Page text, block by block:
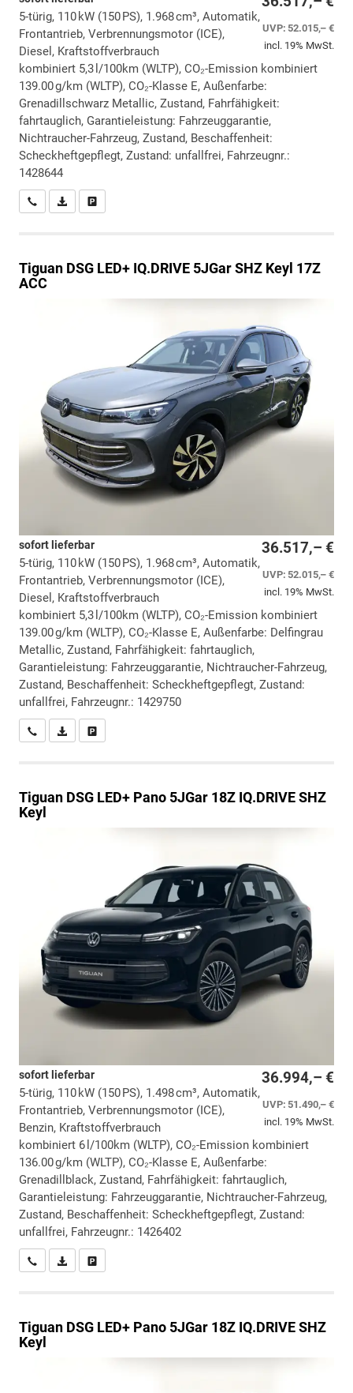
UVP:52.015,– €
incl. 19% MwSt.
5-türig, 110 kW (150 PS), 1.968 cm³, Automatik,
Frontantrieb, Verbrennungsmotor (ICE),
Diesel, Kraftstoffverbrauch
kombiniert 5,3 l/100km (WLTP), CO₂-Emission kombiniert
139.00 g/km (WLTP), CO₂-Klasse E, Außenfarbe:
Grenadillschwarz Metallic, Zustand, Fahrfähigkeit:
fahrtauglich, Garantieleistung: Fahrzeuggarantie,
Nichtraucher-Fahrzeug, Zustand, Beschaffenheit:
Scheckheftgepflegt, Zustand: unfallfrei, Fahrzeugnr.:
1428644
Wir rufen Sie anPDF-Datei, Fahrzeugexposé drucken
Tiguan DSG LED+ IQ.DRIVE 5JGar SHZ Keyl 17Z
ACC
36.517,– €
UVP:52.015,– €
incl. 19% MwSt.
sofort lieferbar
5-türig, 110 kW (150 PS), 1.968 cm³, Automatik,
Frontantrieb, Verbrennungsmotor (ICE),
Diesel, Kraftstoffverbrauch
kombiniert 5,3 l/100km (WLTP), CO₂-Emission kombiniert
139.00 g/km (WLTP), CO₂-Klasse E, Außenfarbe: Delfingrau
Metallic, Zustand, Fahrfähigkeit: fahrtauglich,
Garantieleistung: Fahrzeuggarantie, Nichtraucher-Fahrzeug,
Zustand, Beschaffenheit: Scheckheftgepflegt, Zustand:
unfallfrei, Fahrzeugnr.: 1429750
Wir rufen Sie anPDF-Datei, Fahrzeugexposé drucken
Tiguan DSG LED+ Pano 5JGar 18Z IQ.DRIVE SHZ
Keyl
36.994,– €
UVP:51.490,– €
incl. 19% MwSt.
sofort lieferbar
5-türig, 110 kW (150 PS), 1.498 cm³, Automatik,
Frontantrieb, Verbrennungsmotor (ICE),
Benzin, Kraftstoffverbrauch
kombiniert 6 l/100km (WLTP), CO₂-Emission kombiniert
136.00 g/km (WLTP), CO₂-Klasse E, Außenfarbe:
Grenadillblack, Zustand, Fahrfähigkeit: fahrtauglich,
Garantieleistung: Fahrzeuggarantie, Nichtraucher-Fahrzeug,
Zustand, Beschaffenheit: Scheckheftgepflegt, Zustand:
unfallfrei, Fahrzeugnr.: 1426402
Wir rufen Sie anPDF-Datei, Fahrzeugexposé drucken
Tiguan DSG LED+ Pano 5JGar 18Z IQ.DRIVE SHZ
Keyl